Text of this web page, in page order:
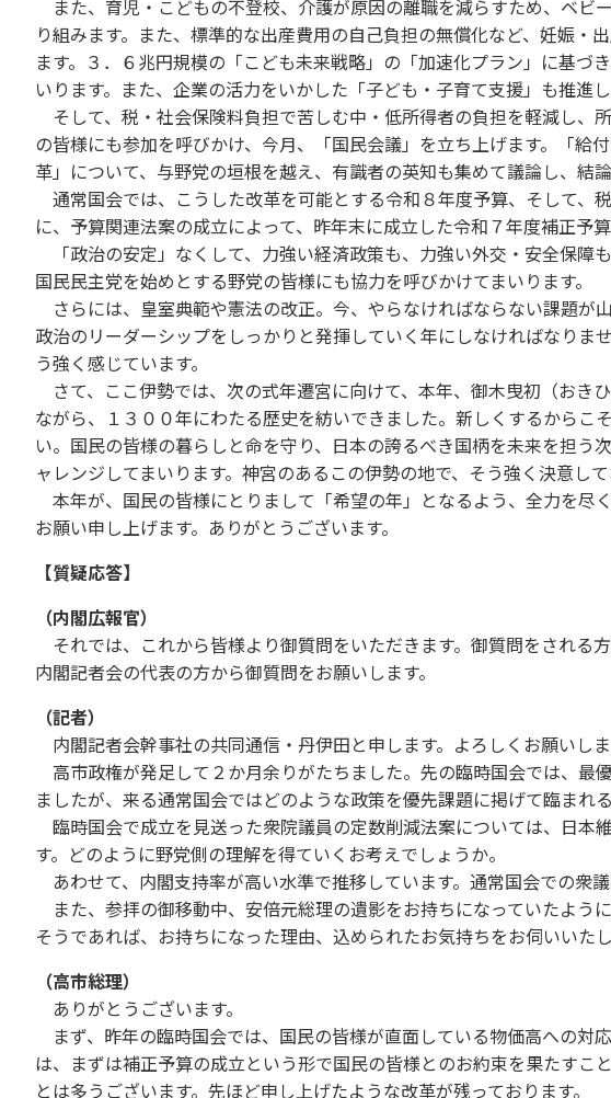
また、育児・こどもの不登校、介護が原因の離職を減らすため、ベビ
り組みます。また、標準的な出産費用の自己負担の無償化など、妊娠
ます。３．６兆円規模の「こども未来戦略」の「加速化プラン」に基づ
いります。また、企業の活力をいかした「子ども・子育て支援」も推進し
そして、税・社会保険料負担で苦しむ中・低所得者の負担を軽減し、
の皆様にも参加を呼びかけ、今月、「国民会議」を立ち上げます。「給
革」について、与野党の垣根を越え、有識者の英知も集めて議論し、結
通常国会では、こうした改革を可能とする令和８年度予算、そして、
に、予算関連法案の成立によって、昨年末に成立した令和７年度補正予
「政治の安定」なくして、力強い経済政策も、力強い外交・安全保障
国民民主党を始めとする野党の皆様にも協力を呼びかけてまいります。
さらには、皇室典範や憲法の改正。今、やらなければならない課題が
政治のリーダーシップをしっかりと発揮していく年にしなければなり
う強く感じています。
さて、ここ伊勢では、次の式年遷宮に向けて、本年、御木曳初（おき
ながら、１３００年にわたる歴史を紡いできました。新しくするから
い。国民の皆様の暮らしと命を守り、日本の誇るべき国柄を未来を担
ャレンジしてまいります。神宮のあるこの伊勢の地で、そう強く決意して
本年が、国民の皆様にとりまして「希望の年」となるよう、全力を尽
お願い申し上げます。ありがとうございます。
【質疑応答】
（内閣広報官）
それでは、これから皆様より御質問をいただきます。御質問をされる
内閣記者会の代表の方から御質問をお願いします。
（記者）
内閣記者会幹事社の共同通信・丹伊田と申します。よろしくお願いしま
高市政権が発足して２か月余りがたちました。先の臨時国会では、最
ましたが、来る通常国会ではどのような政策を優先課題に掲げて臨まれ
臨時国会で成立を見送った衆院議員の定数削減法案については、日本
す。どのように野党側の理解を得ていくお考えでしょうか。
あわせて、内閣支持率が高い水準で推移しています。通常国会での衆
また、参拝の御移動中、安倍元総理の遺影をお持ちになっていたよう
そうであれば、お持ちになった理由、込められたお気持ちをお伺いいたし
（高市総理）
ありがとうございます。
まず、昨年の臨時国会では、国民の皆様が直面している物価高への対
は、まずは補正予算の成立という形で国民の皆様とのお約束を果たす
とは多うございます。先ほど申し上げたような改革が残っております。